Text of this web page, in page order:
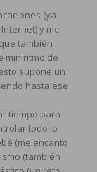
(ya
y me
también
miniritmo de
supone un
hasta ese
tiempo para
todo lo
(me encantó
(también